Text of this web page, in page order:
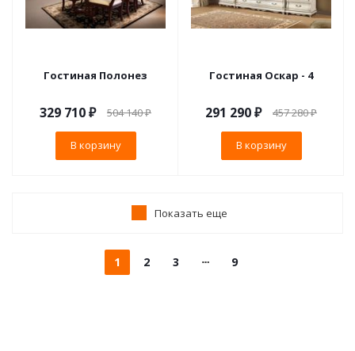
Гостиная Полонез
329 710₽ 504 140₽
В корзину
Гостиная Оскар - 4
291 290₽ 457 280₽
В корзину
Показать еще
1 2 3 9